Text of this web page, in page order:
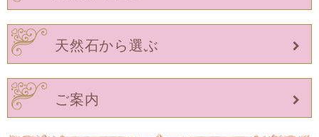
天然石から選ぶ
ご案内